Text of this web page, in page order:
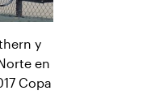
y
en
Copa